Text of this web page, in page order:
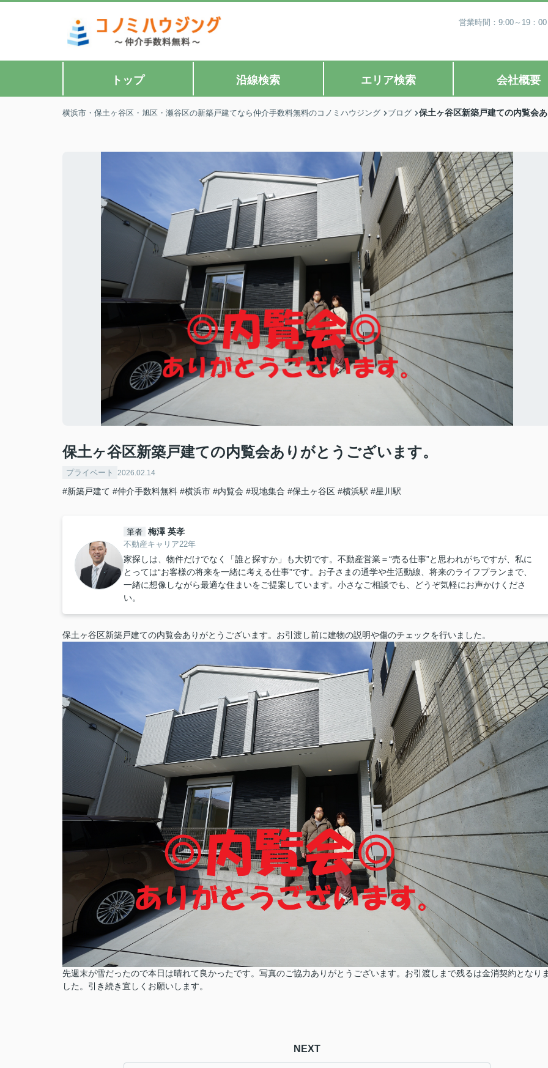
営業時間：9:00～19：
トップ 沿線検索 エリア検索 会社概要
横浜市・保土ヶ谷区・旭区・瀬谷区の新築戸建てなら仲介手数料無料のコノミハウジング ブログ 保土ヶ谷区新築戸建ての内覧会
保土ヶ谷区新築戸建ての内覧会ありがとうございます。
プライベート 2026.02.14
#新築戸建て #仲介手数料無料 #横浜市 #内覧会 #現地集合 #保土ヶ谷区 #横浜駅 #星川駅
筆者 梅澤 英孝
不動産キャリア22年
家探しは、物件だけでなく「誰と探すか」も大切です。不動産営業＝“売る仕事”と思われがちですが、私に
とっては“お客様の将来を一緒に考える仕事”です。お子さまの通学や生活動線、将来のライフプランまで、
一緒に想像しながら最適な住まいをご提案しています。小さなご相談でも、どうぞ気軽にお声かけくださ
い。
保土ヶ谷区新築戸建ての内覧会ありがとうございます。お引渡し前に建物の説明や傷のチェックを行いました。
先週末が雪だったので本日は晴れて良かったです。写真のご協力ありがとうございます。お引渡しまで残るは金消契約となり
した。引き続き宜しくお願いします。
NEXT